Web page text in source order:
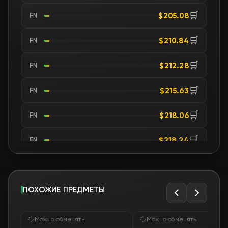
FN $205.08🛒
FN $210.84 🛒
FN $212.28🛒
FN $215.63 🛒
FN $218.06🛒
FN $218.24 🛒
FN $219.67 🛒
FN $220.00
ПОХОЖИЕ ПРЕДМЕТЫ
Можно обменять Можно обменять